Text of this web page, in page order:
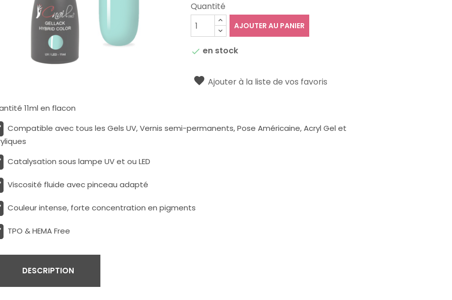
Quantité
AJOUTER AU PANIER
 en stock
Ajouter à la liste de vos favoris
11ml en flacon
Compatible avec tous les Gels UV, Vernis semi-permanents, Pose Américaine, Acryl Gel et
Catalysation sous lampe UV et ou LED
Viscosité fluide avec pinceau adapté
Couleur intense, forte concentration en pigments
TPO & HEMA Free
DESCRIPTION